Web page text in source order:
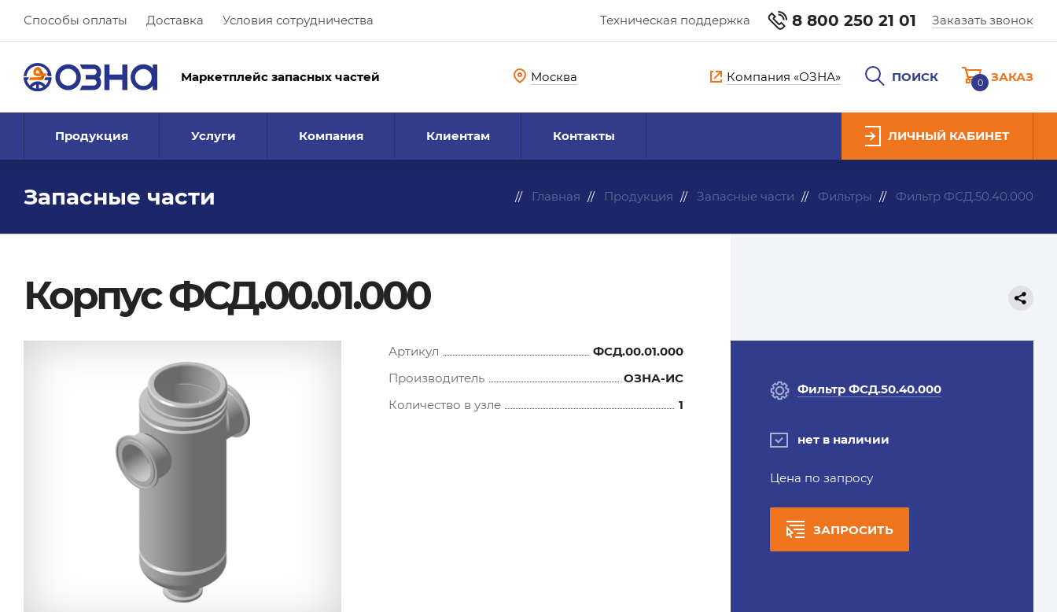
Способы оплаты Доставка Условия сотрудничества Техническая поддержка 8 800 250 21 01 Заказать звонок
Маркетплейс запасных частей Москва Компания «ОЗНА» ПОИСК 0 ЗАКАЗ
Продукция Услуги Компания Клиентам Контакты ЛИЧНЫЙ КАБИНЕТ
Запасные части Главная Продукция Запасные части Фильтры Фильтр ФСД.50.40.000
Корпус ФСД.00.01.000
Артикул
ФСД.00.01.000
Производитель
ОЗНА-ИС
Количество в узле
1
Фильтр ФСД.50.40.000
нет в наличии
Цена по запросу
ЗАПРОСИТЬ